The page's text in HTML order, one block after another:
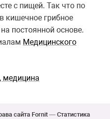
с пищей. Так что по
кишечное грибное
постоянной основе.
Медицинского
медицина
сайта Fornit— Статистика